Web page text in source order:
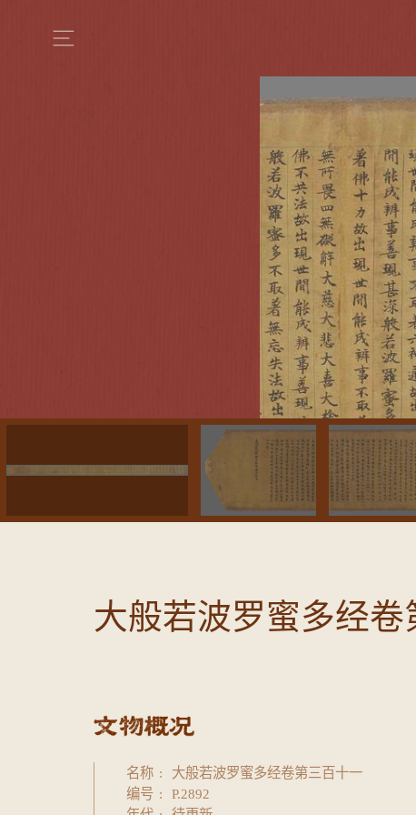
大般若波罗蜜多经卷
名称
大般若波罗蜜多经卷第三百十一
编号
P.2892